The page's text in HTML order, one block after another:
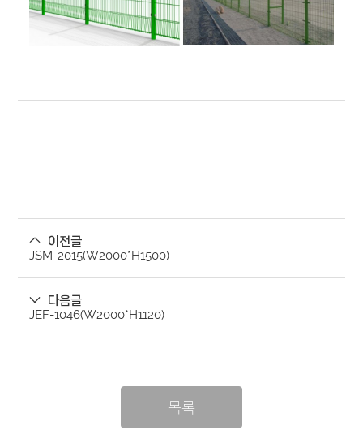
이전글
JSM-2015(W2000*H1500)
다음글
JEF-1046(W2000*H1120)
목록